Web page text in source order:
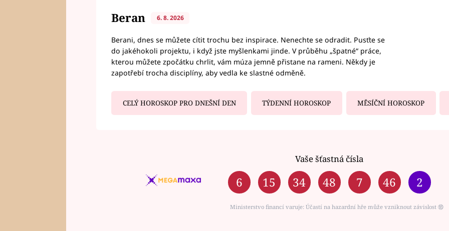
Beran 6. 8. 2026
Berani, dnes se můžete cítit trochu bez inspirace. Nenechte se odradit. Pusťte se
do jakéhokoli projektu, i když jste myšlenkami jinde. V průběhu „špatné“ práce,
kterou můžete zpočátku chrlit, vám múza jemně přistane na rameni. Někdy je
zapotřebí trocha disciplíny, aby vedla ke slastné odměně.
CELÝ HOROSKOP PRO DNEŠNÍ DEN TÝDENNÍ HOROSKOP MĚSÍČNÍ HOROSKOP
Vaše šťastná čísla
6 15 34 48 7 46 2
Ministerstvo financí varuje: Účastí na hazardní hře může vzniknout závislost ⑱